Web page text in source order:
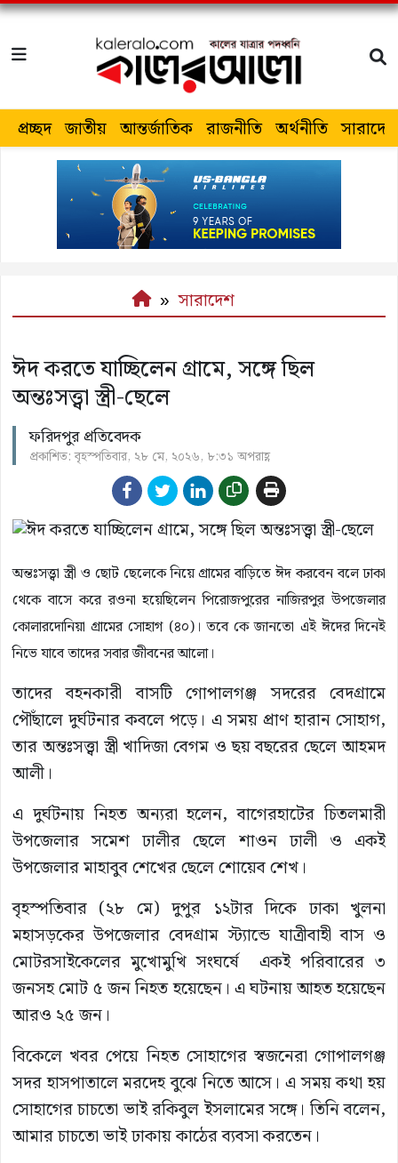
প্রচ্ছদ জাতীয় আন্তর্জাতিক রাজনীতি অর্থনীতি সারাদেশ
সারাদেশ
ঈদ করতে যাচ্ছিলেন গ্রামে, সঙ্গে ছিল
অন্তঃসত্ত্বা স্ত্রী-ছেলে
ফরিদপুর প্রতিবেদক
প্রকাশিত: বৃহস্পতিবার, ২৮ মে, ২০২৬, ৮:৩১ অপরাহ্ণ
অন্তঃসত্ত্বা স্ত্রী ও ছোট ছেলেকে নিয়ে গ্রামের বাড়িতে ঈদ করবেন বলে ঢাকা
থেকে বাসে করে রওনা হয়েছিলেন পিরোজপুরের নাজিরপুর উপজেলার
কোলারদোনিয়া গ্রামের সোহাগ (৪০)। তবে কে জানতো এই ঈদের দিনেই
নিভে যাবে তাদের সবার জীবনের আলো।
তাদের বহনকারী বাসটি গোপালগঞ্জ সদরের বেদগ্রামে
পৌঁছালে দুর্ঘটনার কবলে পড়ে। এ সময় প্রাণ হারান সোহাগ,
তার অন্তঃসত্ত্বা স্ত্রী খাদিজা বেগম ও ছয় বছরের ছেলে আহমদ
আলী।
এ দুর্ঘটনায় নিহত অন্যরা হলেন, বাগেরহাটের চিতলমারী
উপজেলার সমেশ ঢালীর ছেলে শাওন ঢালী ও একই
উপজেলার মাহাবুব শেখের ছেলে শোয়েব শেখ।
বৃহস্পতিবার (২৮ মে) দুপুর ১২টার দিকে ঢাকা খুলনা
মহাসড়কের উপজেলার বেদগ্রাম স্ট্যান্ডে যাত্রীবাহী বাস ও
মোটরসাইকেলের মুখোমুখি সংঘর্ষে একই পরিবারের ৩
জনসহ মোট ৫ জন নিহত হয়েছেন। এ ঘটনায় আহত হয়েছেন
আরও ২৫ জন।
বিকেলে খবর পেয়ে নিহত সোহাগের স্বজনেরা গোপালগঞ্জ
সদর হাসপাতালে মরদেহ বুঝে নিতে আসে। এ সময় কথা হয়
সোহাগের চাচতো ভাই রকিবুল ইসলামের সঙ্গে। তিনি বলেন,
আমার চাচতো ভাই ঢাকায় কাঠের ব্যবসা করতেন।